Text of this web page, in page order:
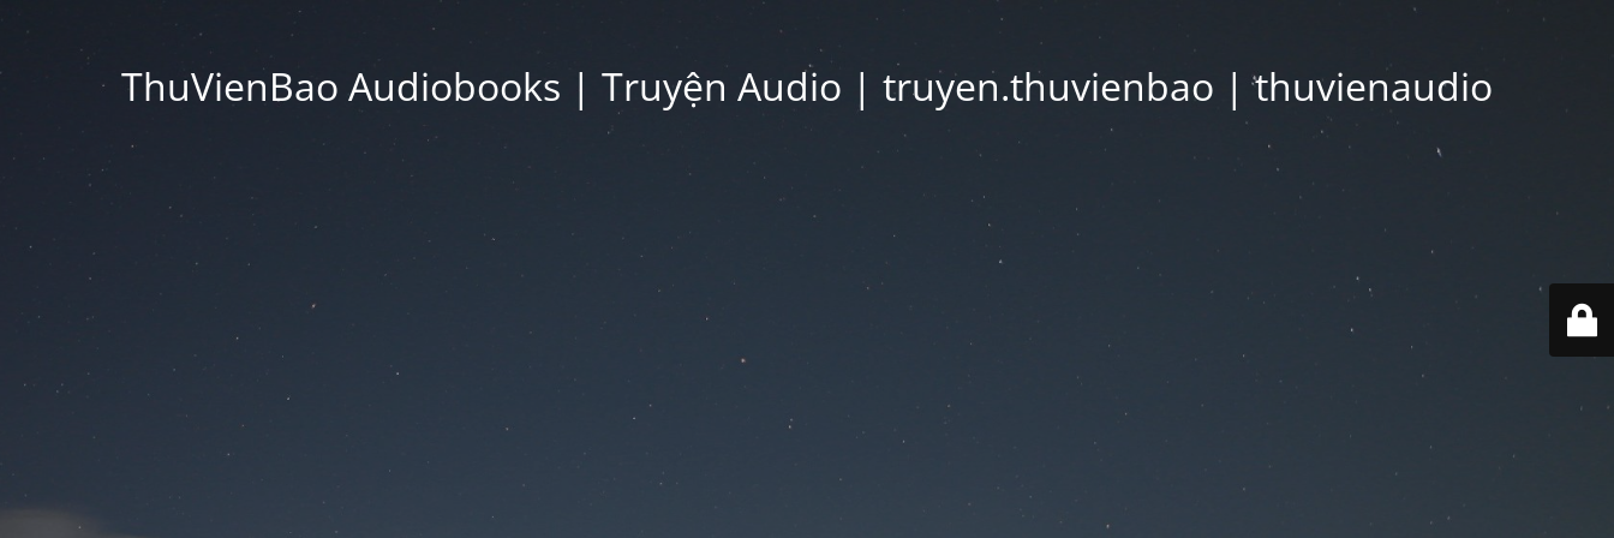
ThuVienBao Audiobooks | Truyện Audio | truyen.thuvienbao | thuvienaudio